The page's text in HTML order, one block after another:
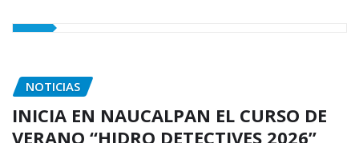
NOTICIAS
INICIA EN NAUCALPAN EL CURSO DE
VERANO “HIDRO DETECTIVES 2026”